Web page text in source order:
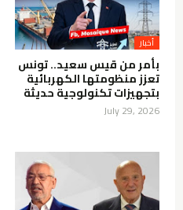
أخبار
بأمر من قيس سعيد.. تونس
تعزز منظومتها الكهربائية
بتجهيزات تكنولوجية حديثة
July 29, 2026